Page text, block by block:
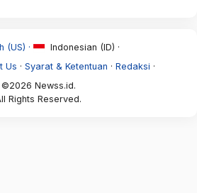
(US) ·
Indonesian (ID) ·
Us · Syarat & Ketentuan · Redaksi ·
©2026 Newss.id.
Rights Reserved.